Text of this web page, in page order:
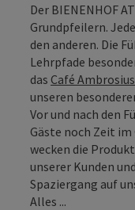
Der BIENENHOF
Grundpfeilern.
den anderen. Die
Lehrpfade
das Café Ambrosius
unseren
Vor und nach den
Gäste noch Zeit
wecken die
unserer Kunden
Spaziergang auf
Alles ...